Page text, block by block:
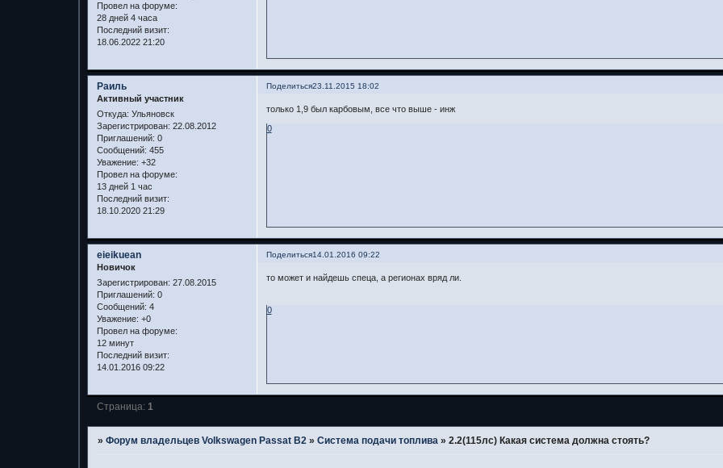
Провел на форуме:
28 дней 4 часа
Последний визит:
18.06.2022 21:20
Поделиться23.11.2015 18:02
Раиль
Активный участник
Откуда: Ульяновск
Зарегистрирован: 22.08.2012
Приглашений: 0
Сообщений: 455
Уважение: +32
Провел на форуме:
13 дней 1 час
Последний визит:
18.10.2020 21:29
только 1,9 был карбовым, все что выше - инж
0
Поделиться14.01.2016 09:22
eieikuean
Новичок
Зарегистрирован: 27.08.2015
Приглашений: 0
Сообщений: 4
Уважение: +0
Провел на форуме:
12 минут
Последний визит:
14.01.2016 09:22
то может и найдешь спеца, а регионах вряд ли.
0
Страница: 1
» Форум владельцев Volkswagen Passat B2 » Система подачи топлива » 2.2(115лс) Какая система должна стоять?